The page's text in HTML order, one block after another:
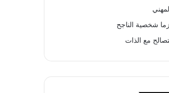
مع الذات